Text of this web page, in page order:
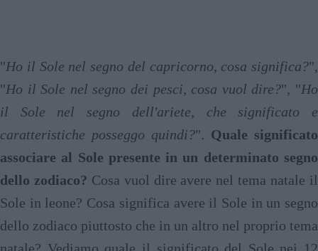
"Ho il Sole nel segno del capricorno, cosa significa?",
"Ho il Sole nel segno dei pesci, cosa vuol dire?", "Ho
il Sole nel segno dell'ariete, che significato e
caratteristiche posseggo quindi?". Quale significato
associare al Sole presente in un determinato segno
dello zodiaco? Cosa vuol dire avere nel tema natale il
Sole in leone? Cosa significa avere il Sole in un segno
dello zodiaco piuttosto che in un altro nel proprio tema